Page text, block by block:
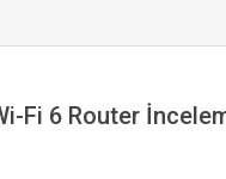
Fi 6 Router